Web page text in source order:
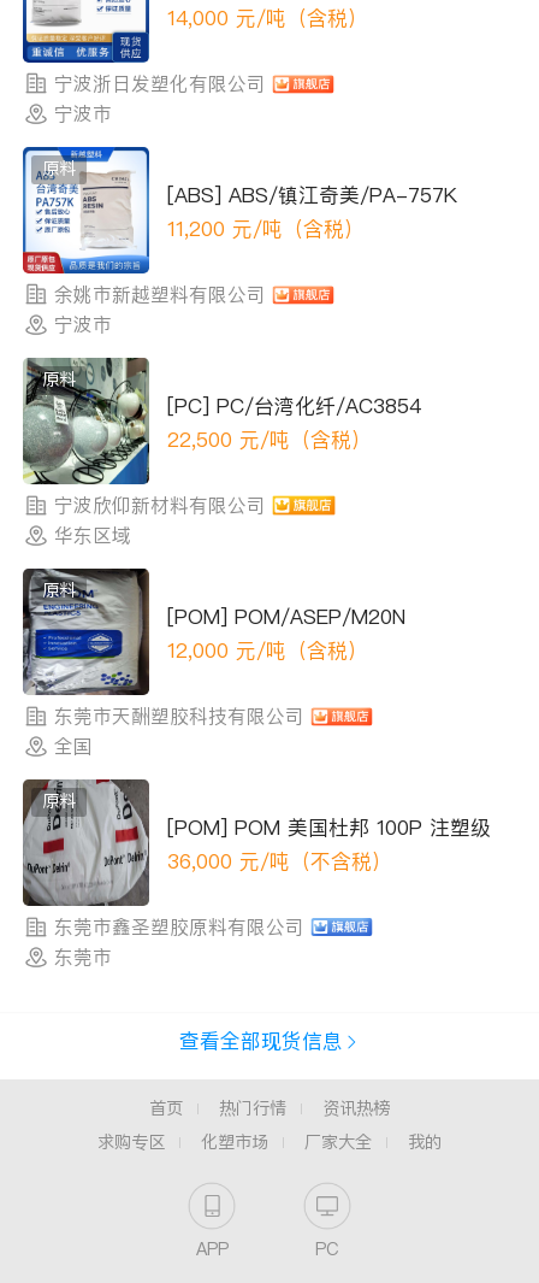
14,000 元/吨（含税）
宁波浙日发塑化有限公司
宁波市
原料
[ABS] ABS/镇江奇美/PA-757K
11,200 元/吨（含税）
余姚市新越塑料有限公司
宁波市
原料
[PC] PC/台湾化纤/AC3854
22,500 元/吨（含税）
宁波欣仰新材料有限公司
华东区域
原料
[POM] POM/ASEP/M20N
12,000 元/吨（含税）
东莞市天酬塑胶科技有限公司
全国
原料
[POM] POM 美国杜邦 100P 注塑级
36,000 元/吨（不含税）
东莞市鑫圣塑胶原料有限公司
东莞市
查看全部现货信息
首页 热门行情
资讯热榜
求购专区
化塑市场 厂家大全 我的
APP PC